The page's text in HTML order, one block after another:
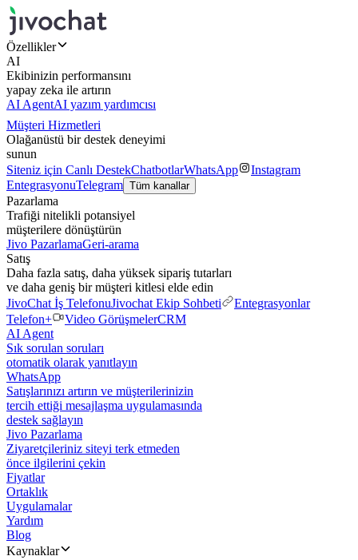
Özellikler
AI
Ekibinizin performansını
yapay zeka ile artırın
AI AgentAI yazım yardımcısı
Müşteri Hizmetleri
Olağanüstü bir destek deneyimi
sunun
Siteniz için Canlı DestekChatbotlarWhatsApp
Instagram
EntegrasyonuTelegram Tüm kanallar
Pazarlama
Trafiği nitelikli potansiyel
müşterilere dönüştürün
Jivo PazarlamaGeri-arama
Satış
Daha fazla satış, daha yüksek sipariş tutarları
ve daha geniş bir müşteri kitlesi elde edin
JivoChat İş TelefonuJivochat Ekip Sohbeti
Entegrasyonlar
Telefon+
Video GörüşmelerCRM
AI Agent
Sık sorulan soruları
otomatik olarak yanıtlayın
WhatsApp
Satışlarınızı artırın ve müşterilerinizin
tercih ettiği mesajlaşma uygulamasında
destek sağlayın
Jivo Pazarlama
Ziyaretçileriniz siteyi terk etmeden
önce ilgilerini çekin
Fiyatlar
Ortaklık
Uygulamalar
Yardım
Blog
Kaynaklar